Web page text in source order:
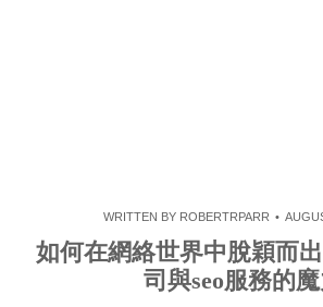
WRITTEN BY ROBERTRPARR
如何在網絡世界中脫穎而
司與seo服務的